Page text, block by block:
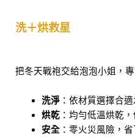
洗＋烘救星
把冬天戰袍交給泡泡小姐，
洗淨 ：依材質選擇合
烘乾 ：均勻低溫烘乾
安全 ：零火災風險，